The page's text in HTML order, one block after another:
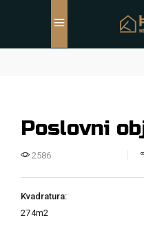
Poslovni
2586
Kvadratura:
274m2